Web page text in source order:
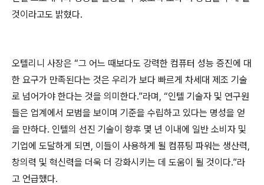
것이라고도 밝혔다.
오텔리니 사장은 “그 어느 때보다도 강력한 컴퓨터 성능 증진에 대
한 요구가 만족된다는 것은 우리가 보다 빠르게 차세대 제조 기술
로 넘어가야 한다는 것을 의미한다.”라며, “인텔 기술자 및 연구원
들은 업계에서 모범을 보이며 기준을 수립하고 있다는 명성을 얻
을 만하다. 인텔의 선진 기술이 향후 몇 년 이내에 일반 소비자 및
기업에 도달하게 되면, 이들이 사용하게 될 컴퓨팅 파워는 생산력,
창의력 및 혁신력을 더욱 더 강화시키는 데 도움이 될 것이다.”라
고 언급했다.